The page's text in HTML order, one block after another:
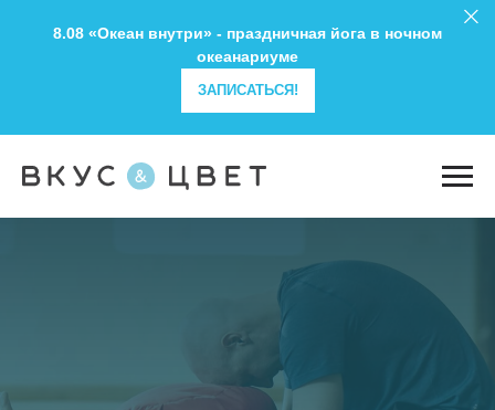
8.08 «Океан внутри» - праздничная йога в ночном
океанариуме
ЗАПИСАТЬСЯ!